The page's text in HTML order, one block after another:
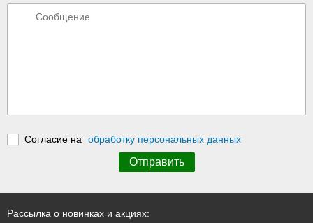
Согласие на обработку персональных данных
Рассылка о новинках и акциях: